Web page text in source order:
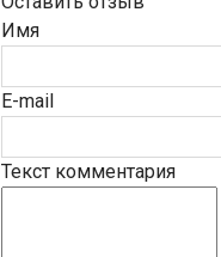
Имя
E-mail
Текст комментария